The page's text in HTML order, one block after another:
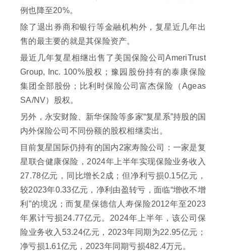
例也降至20%。
除了退出券商和银行等金融机构外，复星近几年出
售的最主要的就是其保险资产。
最近几年复星相继出售了美国保险公司AmeriTrust
Group, Inc. 100%股权；豫园股份持有的泰康保险
集团全部股份；比利时保险公司富杰保险（Ageas
SA/NV）股权。
另外，永安财险、新华保险等多家“复星系”持股的国
内外保险公司不同份额的股权相继卖出。
目前复星国际仍持有的国内2家寿险公司：一家是复
星联合健康保险，2024年上半年实现保险业务收入
27.78亿元，同比增长2成；但净利亏损0.15亿元，
较2023年0.33亿元，净利由盈转亏，面临“增收不增
利”的境况；而复星保德信人寿保险2012年至2023
年累计亏损24.77亿元。2024年上半年，该公司保
险业务收入53.24亿元，2023年同期为22.95亿元；
净亏损1.61亿元，2023年同期亏损482.4万元。